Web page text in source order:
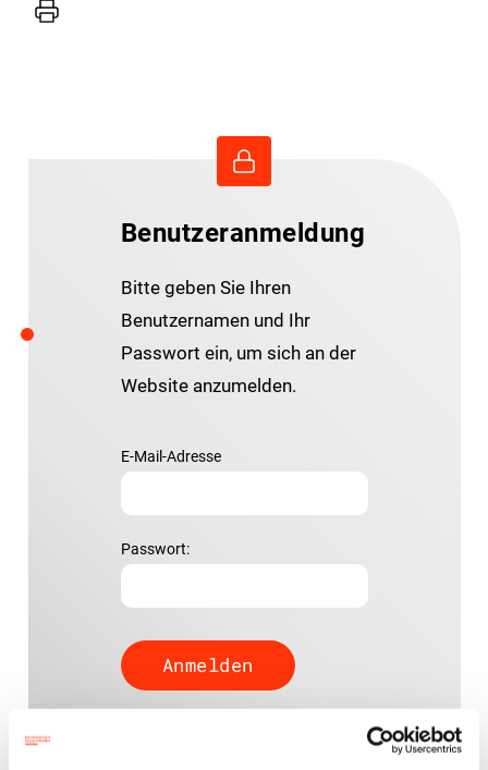
Drucker
Benutzeranmeldung
Bitte geben Sie Ihren
Benutzernamen und Ihr
Passwort ein, um sich an der
Website anzumelden.
E-Mail-Adresse
Passwort: